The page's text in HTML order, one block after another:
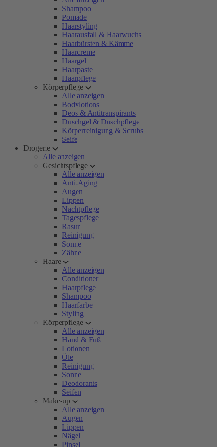
Shampoo
Pomade
Haarstyling
Haarausfall & Haarwuchs
Haarbürsten & Kämme
Haarcreme
Haargel
Haarpaste
Haarpflege
Körperpflege
Alle anzeigen
Bodylotions
Deos & Antitranspirants
Duschgel & Duschpflege
Körperreinigung & Scrubs
Seife
Drogerie
Alle anzeigen
Gesichtspflege
Alle anzeigen
Anti-Aging
Augen
Lippen
Nachtpflege
Tagespflege
Rasur
Reinigung
Sonne
Zähne
Haare
Alle anzeigen
Conditioner
Haarpflege
Shampoo
Haarfarbe
Styling
Körperpflege
Alle anzeigen
Hand & Fuß
Lotionen
Öle
Reinigung
Sonne
Deodorants
Seifen
Make-up
Alle anzeigen
Augen
Lippen
Nägel
Pinsel